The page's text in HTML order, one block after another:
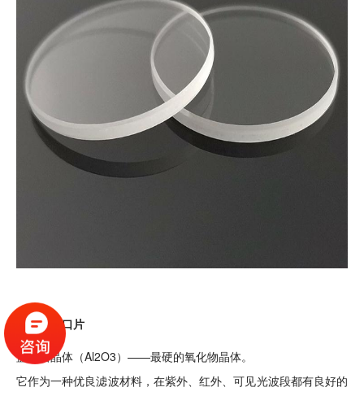
蓝宝石
窗口片
蓝宝石晶体（Al2O3）——最硬的氧化物晶体。
它作为一种优良滤波材料，在紫外、红外、可见光波段都有良好的